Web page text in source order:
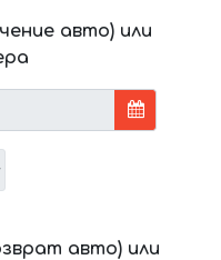
авто) или
авто) или